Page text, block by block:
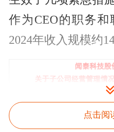
作为CEO的职务
2024年收入规模约
点击阅